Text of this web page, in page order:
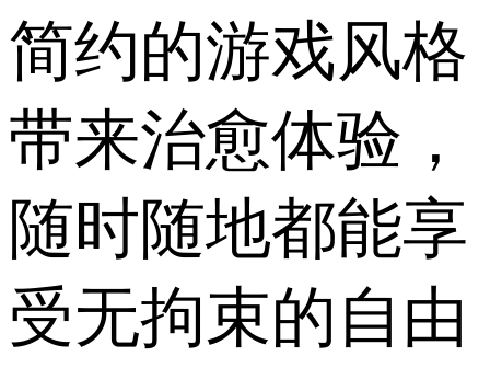
简约的游戏风格
带来治愈体验，
随时随地都能享
受无拘束的自由